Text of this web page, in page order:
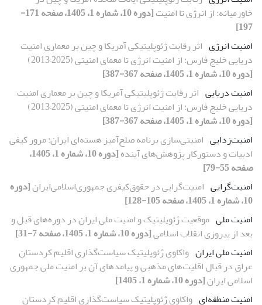
خاورمیانه: از انرژی تا امنیت
[دوره 10، شماره 1، 1405، صفحه 171-
197]
امنیت انرژی اثر رقابت ژئوپلیتیکی آمریکا و چین بر معماری امنیت
دریایی خلیج فارس: از امنیت انرژی تا معمای امنیتی (2025–2013)
[دوره 10، شماره 1، 1405، صفحه 367-387]
امنیت دریایی اثر رقابت ژئوپلیتیکی آمریکا و چین بر معماری امنیت
دریایی خلیج فارس: از امنیت انرژی تا معمای امنیتی (2025–2013)
[دوره 10، شماره 1، 1405، صفحه 367-387]
امنیت‌زدایی امنیتی‌سازی برنامه صلح‌آمیز هسته‌ای ایران: مرور کیفی
ادبیات و دستورکار پژوهش‌های آینده
[دوره 10، شماره 1، 1405،
صفحه 55-79]
امنیت‌گرایی امنیت‌گرایی در حقوق‌کیفری جمهوری‌اسلامی‌ایران[دوره
10، شماره 1، 1405، صفحه 105-128]
امنیت ملی موقعیت ژئوپلیتیک و امنیت ملی ایران در دوره‌های قبل و
بعد از پیروزی انقلاب اسلامی[دوره 10، شماره 1، 1405، صفحه 7-31]
امنیت ملی ایران واکاوی ژئوپلیتیک سیاست‌گذاری اقلیم کردستان
عراق در قبال اقلیت‌های مذهبی و پیامدهای آن بر امنیت ملی جمهوری
اسلامی ایران[دوره 10، شماره 1، 1405]
امنیت منطقه‌ای واکاوی ژئوپلیتیک سیاست‌گذاری اقلیم کردستان